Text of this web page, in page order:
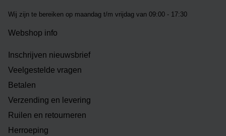
Wij zijn te bereiken op maandag t/m vrijdag van 09:00 - 17:30
Webshop info
Inschrijven nieuwsbrief
Veelgestelde vragen
Betalen
Verzending en levering
Ruilen en retourneren
Herroeping